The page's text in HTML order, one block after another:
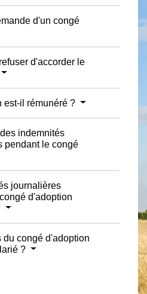
d'un congé
d'accorder le
est-il rémunéré ?
indemnités
pendant le congé
journalières
d'adoption
du congé d'adoption
?